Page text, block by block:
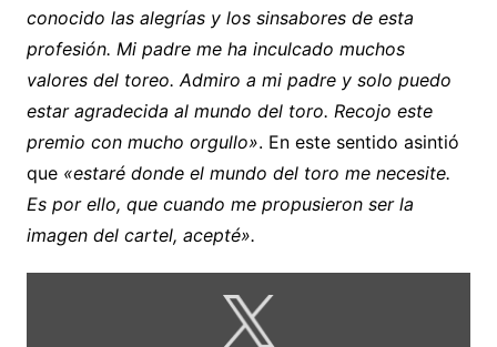
conocido las alegrías y los sinsabores de esta
profesión. Mi padre me ha inculcado muchos
valores del toreo. Admiro a mi padre y solo puedo
estar agradecida al mundo del toro. Recojo este
premio con mucho orgullo». En este sentido asintió
que «estaré donde el mundo del toro me necesite.
Es por ello, que cuando me propusieron ser la
imagen del cartel, acepté».